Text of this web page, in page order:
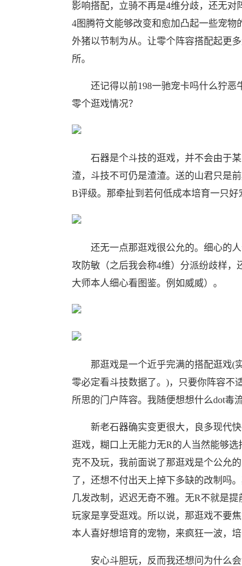
影响搭配，立骑不再是4维分歧，还无对
4图腾符文能够改变和愈加凸起一些宠
外猪以节制为从。让零个阵容搭配起更
所。
还记得以前198一驰宠卡吗什么狞恶
零个逛戏情况？
石器是个斗技的逛戏，并不会由于某
渣，斗技不可仍是渣渣。送的山君只是
B评级。那牵扯到若何低成本培育一只好
还无一点那逛戏很公允的。细心的人
攻防敏（之后我会称4维）分派纷歧样，
大师本人细心看图鉴。例如威威）。
那逛戏是一个近乎完满的搭配逛戏(实
零必定看斗技数据了。)，只要你阵容不
所思的门户阵容。我随便想想什么dot毒
新老石器确实变更很大，良多现代快
逛戏，糊口上无能力无R的人当然能够
克不及玩，我前面说了那逛戏是个公允
了，还想不付出天上掉下多缺的改制吗
几发改制，迟迟无奇不雅。无R不就是
玩家是享受逛戏。所以说，那逛戏不要
本人喜好想培育的宠物，来疯狂一波，
安心斗胆玩，反而我还想问为什么会